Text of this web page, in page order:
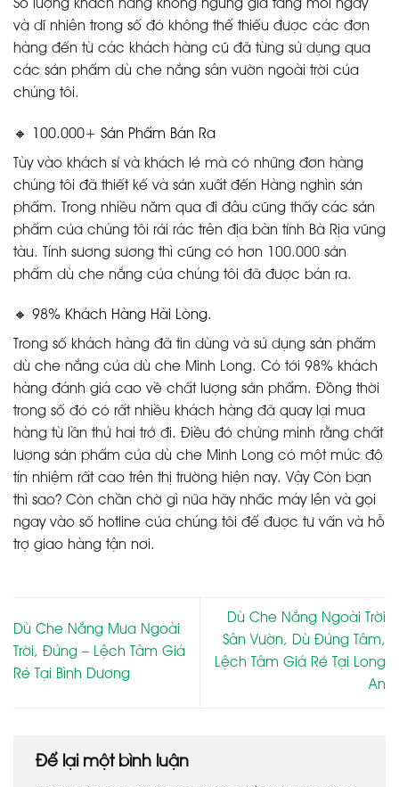
Số lượng khách hàng không ngừng gia tăng mỗi ngày
và dĩ nhiên trong số đó không thể thiếu được các đơn
hàng đến từ các khách hàng cũ đã từng sử dụng qua
các sản phẩm dù che nắng sân vườn ngoài trời của
chúng tôi.
🔸 100.000+ Sản Phẩm Bán Ra
Tùy vào khách sỉ và khách lẻ mà có những đơn hàng
chúng tôi đã thiết kế và sản xuất đến Hàng nghìn sản
phẩm. Trong nhiều năm qua đi đâu cũng thấy các sản
phẩm của chúng tôi rải rác trên địa bàn tỉnh Bà Rịa vũng
tàu. Tính sương sương thì cũng có hơn 100.000 sản
phẩm dù che nắng của chúng tôi đã được bán ra.
🔸 98% Khách Hàng Hài Lòng.
Trong số khách hàng đã tin dùng và sử dụng sản phẩm
dù che nắng của dù che Minh Long. Có tới 98% khách
hàng đánh giá cao về chất lượng sản phẩm. Đồng thời
trong số đó có rất nhiều khách hàng đã quay lại mua
hàng từ lần thứ hai trở đi. Điều đó chứng minh rằng chất
lượng sản phẩm của dù che Minh Long có một mức độ
tín nhiệm rất cao trên thị trường hiện nay. Vậy Còn bạn
thì sao? Còn chần chờ gì nữa hãy nhấc máy lên và gọi
ngay vào số hotline của chúng tôi để được tư vấn và hỗ
trợ giao hàng tận nơi.
Dù Che Nắng Mưa Ngoài
Trời, Đứng – Lệch Tâm Giá
Rẻ Tại Bình Dương
Dù Che Nắng Ngoài Trời
Sân Vườn, Dù Đứng Tâm,
Lệch Tâm Giá Rẻ Tại Long
An
Để lại một bình luận